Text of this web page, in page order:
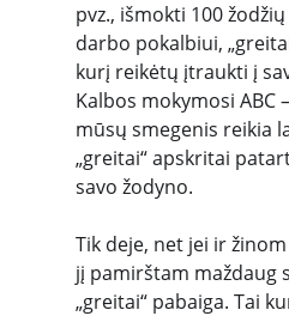
pvz., išmokti 100
darbo pokalbiui,
kurį reikėtų įtraukti į
Kalbos mokymosi ABC
mūsų smegenis reikia
„greitai“ apskritai
savo žodyno.
Tik deje, net jei ir
jį pamirštam maždaug
„greitai“ pabaiga. Tai